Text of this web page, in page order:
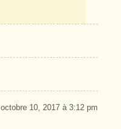
octobre 10, 2017 à 3:12 pm